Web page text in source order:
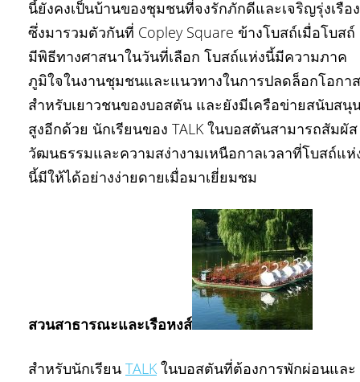
นี้ยังคงเป็นบ้านของชุมชนที่จงรักภักดีและเจริญรุ่งเรือง
ซึ่งมารวมตัวกันที่ Copley Square ข้างโบสถ์เมื่อโบสถ์
มีพิธีทางศาสนาในวันที่เลือก โบสถ์แห่งนี้มีความภาค
ภูมิใจในงานชุมชนและแนวทางในการปลดล็อกโอกาส
สำหรับเยาวชนของบอสตัน และยังมีเครือข่ายสนับสนุ
สูงอีกด้วย นักเรียนของ TALK ในบอสตันสามารถสัมผัส
วัฒนธรรมและความสง่างามเหนือกาลเวลาที่โบสถ์แห่
นี้มีให้ได้อย่างง่ายดายเมื่อมาเยี่ยมชม
สวนสาธารณะและเรือหงส์
สำหรับนักเรียน TALKในบอสตันที่ต้องการพักผ่อนและ